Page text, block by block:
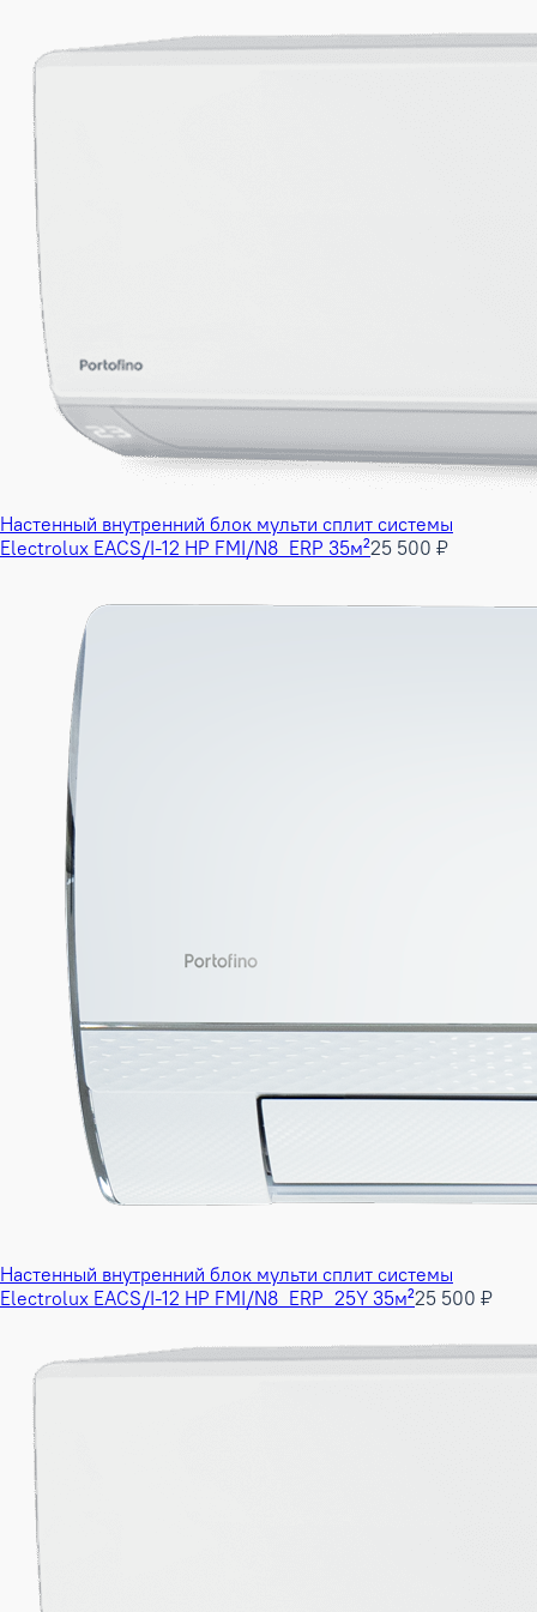
Настенный внутренний блок мульти сплит системы
Electrolux EACS/I-12 HP FMI/N8_ERP 35м²25 500 ₽
Настенный внутренний блок мульти сплит системы
Electrolux EACS/I-12 HP FMI/N8_ERP_25Y 35м²25 500 ₽